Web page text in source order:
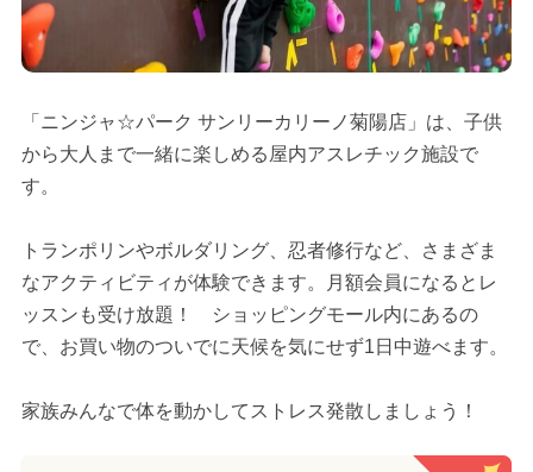
「ニンジャ☆パーク サンリーカリーノ菊陽店」は、子供
から大人まで一緒に楽しめる屋内アスレチック施設で
す。
トランポリンやボルダリング、忍者修行など、さまざま
なアクティビティが体験できます。月額会員になるとレ
ッスンも受け放題！ ショッピングモール内にあるの
で、お買い物のついでに天候を気にせず1日中遊べます。
家族みんなで体を動かしてストレス発散しましょう！